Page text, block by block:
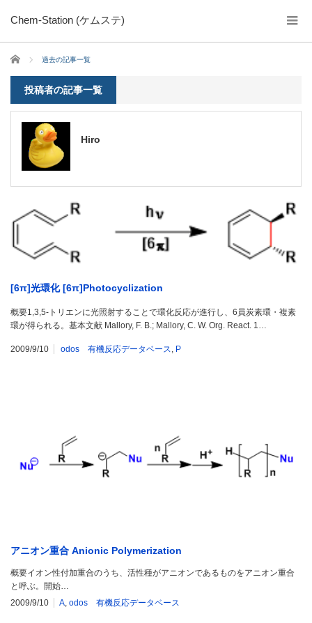
Chem-Station (ケムステ)
ホーム 過去の記事一覧
投稿者の記事一覧
Hiro
[6π]光環化 [6π]Photocyclization
概要1,3,5-トリエンに光照射することで環化反応が進行し、6員炭素環・複素
環が得られる。基本文献 Mallory, F. B.; Mallory, C. W. Org. React. 1…
2009/9/10 odos 有機反応データベース, P
アニオン重合 Anionic Polymerization
概要イオン性付加重合のうち、活性種がアニオンであるものをアニオン重合
と呼ぶ。開始…
2009/9/10
A odos 有機反応データベース